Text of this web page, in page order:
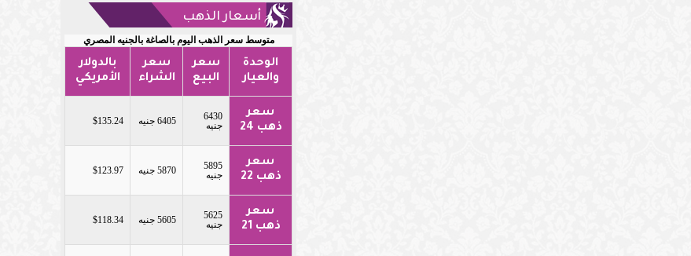
أسعار الذهب
متوسط سعر الذهب اليوم بالصاغة بالجنيه المصري
الوحدة
والعيار
سعر
البيع
سعر
الشراء
بالدولار
الأمريكي
سعر
ذهب 24
6430
جنيه
6405 جنيه $135.24
سعر
ذهب 22
5895
جنيه
5870 جنيه $123.97
سعر
ذهب 21
5625
جنيه
5605 جنيه $118.34